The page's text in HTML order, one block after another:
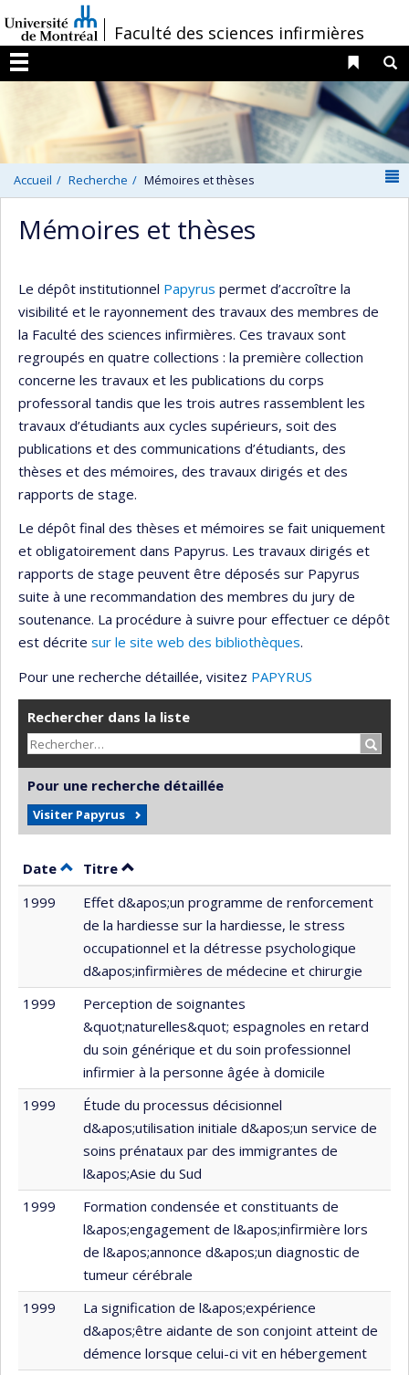
au
contenu
/Faculté des sciences infirmières
Menu
Liens
Accueil Recherche Mémoires et thèses
Mémoires et thèses
Le dépôt institutionnel Papyrus permet d’accroître la
visibilité et le rayonnement des travaux des membres de
la Faculté des sciences infirmières. Ces travaux sont
regroupés en quatre collections : la première collection
concerne les travaux et les publications du corps
professoral tandis que les trois autres rassemblent les
travaux d’étudiants aux cycles supérieurs, soit des
publications et des communications d’étudiants, des
thèses et des mémoires, des travaux dirigés et des
rapports de stage.
Le dépôt final des thèses et mémoires se fait uniquement
et obligatoirement dans Papyrus. Les travaux dirigés et
rapports de stage peuvent être déposés sur Papyrus
suite à une recommandation des membres du jury de
soutenance. La procédure à suivre pour effectuer ce dépôt
est décrite sur le site web des bibliothèques.
Pour une recherche détaillée, visitez PAPYRUS
Rechercher dans la liste
Pour une recherche détaillée
Visiter Papyrus
Date Trier par date en ordre décroissant
Titre Trier par titre en ordre décroissant
1999
Effet d&apos;un programme de renforcement
de la hardiesse sur la hardiesse, le stress
occupationnel et la détresse psychologique
d&apos;infirmières de médecine et chirurgie
1999
Perception de soignantes
&quot;naturelles&quot; espagnoles en retard
du soin générique et du soin professionnel
infirmier à la personne âgée à domicile
1999
Étude du processus décisionnel
d&apos;utilisation initiale d&apos;un service de
soins prénataux par des immigrantes de
l&apos;Asie du Sud
1999
Formation condensée et constituants de
l&apos;engagement de l&apos;infirmière lors
de l&apos;annonce d&apos;un diagnostic de
tumeur cérébrale
1999
La signification de l&apos;expérience
d&apos;être aidante de son conjoint atteint de
démence lorsque celui-ci vit en hébergement